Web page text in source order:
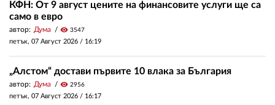
КФН: От 9 август цените на финансовите услуги ще са
само в евро
автор: Дума visibility 3547
петък, 07 Август 2026 / 16:19
„Алстом“ достави първите 10 влака за България
автор: Дума visibility 2956
петък, 07 Август 2026 / 16:17